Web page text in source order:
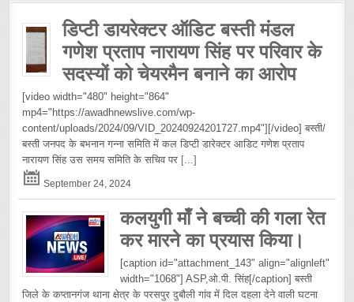
डिप्टी डायरेक्टर ऑडिट बस्ती मंडल
गणेश प्रताप नारायण सिंह पर परिवार के
सदस्यों को चेयरमैन बनाने का आरोप
[video width="480" height="864"
mp4="https://awadhnewslive.com/wp-
content/uploads/2024/09/VID_20240924201727.mp4"][/video] बस्ती/
बस्ती जनपद के बभनान गन्ना समिति में कल डिप्टी डारेक्टर आडिट गणेश प्रताप
नारायण सिंह उस समय समिति के सचिव पर [...]
September 24, 2024
कलयुगी माँ ने बच्ची की गला रेत
कर मारने का प्रयास किया।
[caption id="attachment_143" align="alignleft"
width="1068"] ASP,ओ.पी. सिंह[/caption] बस्ती
जिले के कप्तानगंज थाना क्षेत्र के परसपुर दुबौली गांव में दिल दहला देने वाली घटना